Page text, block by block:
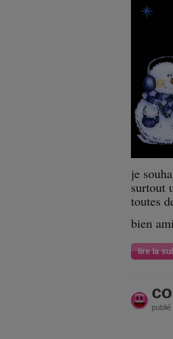
je
surtout
toutes
bien
lire la